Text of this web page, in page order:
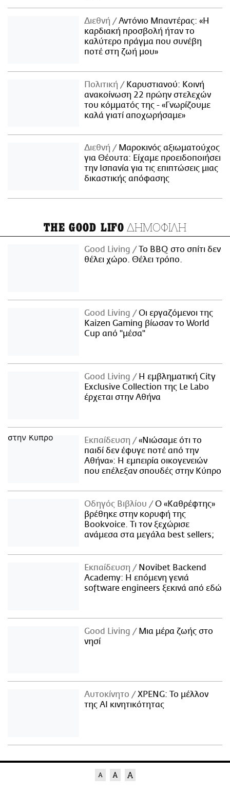
Διεθνή
Αντόνιο Μπαντέρας: «Η
καρδιακή προσβολή ήταν το
καλύτερο πράγμα που συνέβη
ποτέ στη ζωή μου»
Πολιτική
Καρυστιανού: Κοινή
ανακοίνωση 22 πρώην στελεχών
του κόμματός της - «Γνωρίζουμε
καλά γιατί αποχωρήσαμε»
Διεθνή
Μαροκινός αξιωματούχος
για Θέουτα: Είχαμε προειδοποιήσει
την Ισπανία για τις επιπτώσεις μιας
δικαστικής απόφασης
THE GOOD LIFO ΔΗΜΟΦΙΛΗ
Good Living
Το BBQ στο σπίτι δεν
θέλει χώρο. Θέλει τρόπο.
Good Living
Οι εργαζόμενοι της
Kaizen Gaming βίωσαν το World
Cup από "μέσα"
Good Living
Η εμβληματική City
Exclusive Collection της Le Labo
έρχεται στην Αθήνα
Εκπαίδευση
«Νιώσαμε ότι το
παιδί δεν έφυγε ποτέ από την
Αθήνα»: Η εμπειρία οικογενειών
που επέλεξαν σπουδές στην Κύπρο
Οδηγός Βιβλίου
Ο «Καθρέφτης»
βρέθηκε στην κορυφή της
Bookvoice. Τι τον ξεχώρισε
ανάμεσα στα μεγάλα best sellers;
Εκπαίδευση
Novibet Backend
Academy: Η επόμενη γενιά
software engineers ξεκινά από εδώ
Good Living
Μια μέρα ζωής στο
νησί
Αυτοκίνητο
XPENG: Το μέλλον
της AI κινητικότητας